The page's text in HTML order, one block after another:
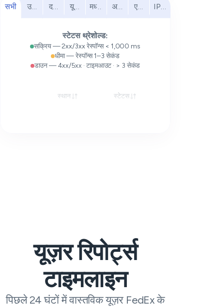
सभी उत्तरी अमेरिकादक्षिण अमेरिका
यूरोप मध्य पूर्व अफ्रीकाएशिया प्रशांत
IPv6
स्टेटस थ्रेशोल्ड:
सक्रिय — 2xx/3xx रेस्पॉन्स < 1,000 ms
धीमा — रेस्पॉन्स 1–3 सेकंड
डाउन — 4xx/5xx · टाइमआउट · > 3 सेकंड
स्थान स्टेटस
यूज़र रिपोर्ट्स
टाइमलाइन
पिछले 24 घंटों में वास्तविक यूज़र FedEx के